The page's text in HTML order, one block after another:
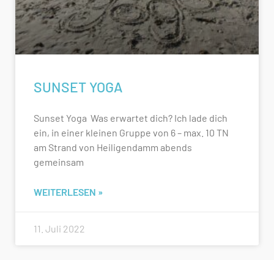
SUNSET YOGA
Sunset Yoga Was erwartet dich? Ich lade dich
ein, in einer kleinen Gruppe von 6 – max. 10 TN
am Strand von Heiligendamm abends
gemeinsam
WEITERLESEN »
11. Juli 2022